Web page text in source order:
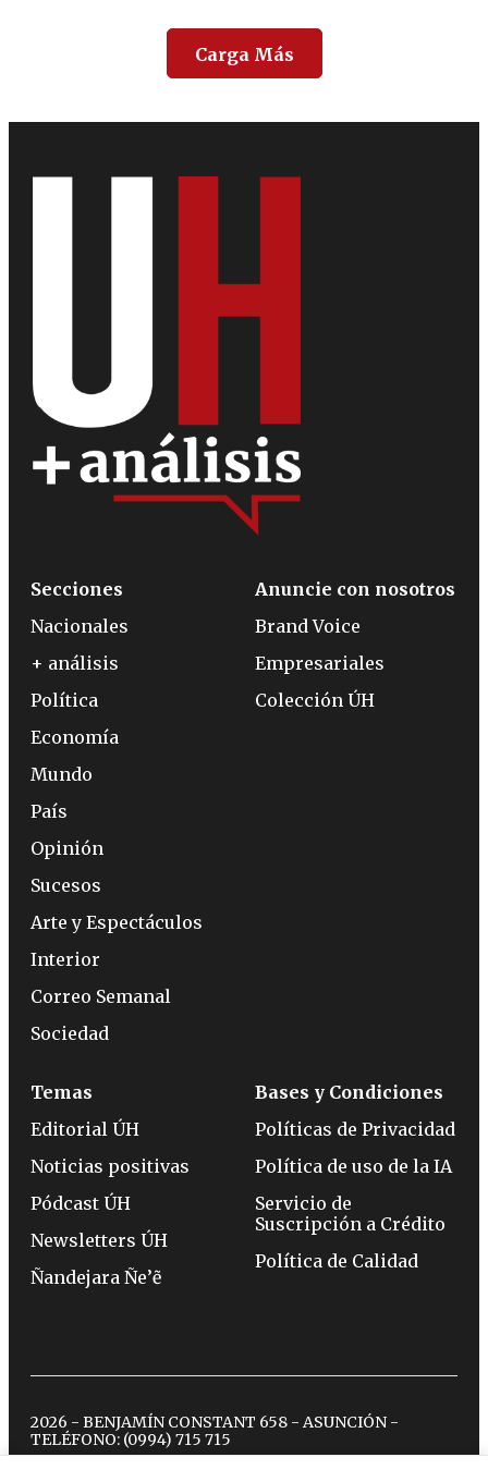
Carga Más
Secciones
Nacionales
+ análisis
Política
Economía
Mundo
País
Opinión
Sucesos
Arte y Espectáculos
Interior
Correo Semanal
Sociedad
Anuncie con nosotros
Brand Voice
Empresariales
Colección ÚH
Temas
Editorial ÚH
Noticias positivas
Pódcast ÚH
Newsletters ÚH
Ñandejara Ñe’ẽ
Bases y Condiciones
Políticas de Privacidad
Política de uso de la IA
Servicio de
Suscripción a Crédito
Política de Calidad
2026 - BENJAMÍN CONSTANT 658 - ASUNCIÓN -
TELÉFONO: (0994) 715 715